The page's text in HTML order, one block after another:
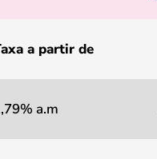
a partir de
a.m